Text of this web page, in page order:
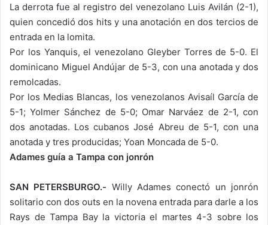
La derrota fue al registro del venezolano Luis Avilán (2-1),
quien concedió dos hits y una anotación en dos tercios de
entrada en la lomita.
Por los Yanquis, el venezolano Gleyber Torres de 5-0. El
dominicano Miguel Andújar de 5-3, con una anotada y dos
remolcadas.
Por los Medias Blancas, los venezolanos Avisaíl García de
5-1; Yolmer Sánchez de 5-0; Omar Narváez de 2-1, con
dos anotadas. Los cubanos José Abreu de 5-1, con una
anotada y tres producidas; Yoan Moncada de 5-0.
Adames guía a Tampa con jonrón
SAN PETERSBURGO.- Willy Adames conectó un jonrón
solitario con dos outs en la novena entrada para darle a los
Rays de Tampa Bay la victoria el martes 4-3 sobre los